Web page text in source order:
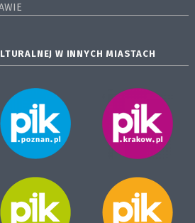
W INNYCH MIASTACH